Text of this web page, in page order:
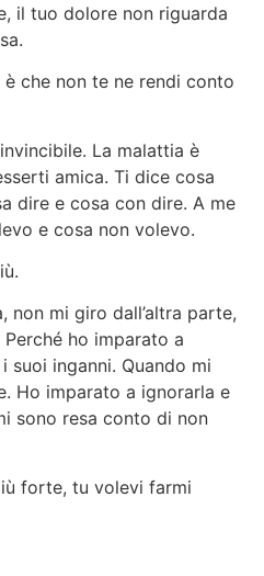
il tuo dolore non riguarda
che non te ne rendi conto
La malattia è
amica. Ti dice cosa
dire e cosa con dire. A me
e cosa non volevo.
non mi giro dall’altra parte,
ho imparato a
suoi inganni. Quando mi
Ho imparato a ignorarla e
sono resa conto di non
forte, tu volevi farmi